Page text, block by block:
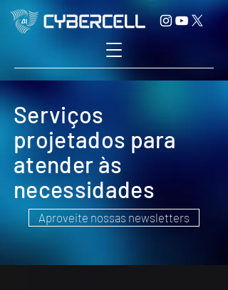
Serviços
projetados para
atender às
necessidades
Aproveite nossas newsletters